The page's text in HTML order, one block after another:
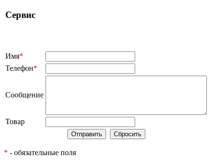
Сервис
Имя*
Телефон*
Сообщение
Товар
* - обязательные поля